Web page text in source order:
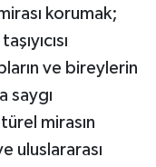
korumak;
ve bireylerin
saygı
mirasın
uluslararası